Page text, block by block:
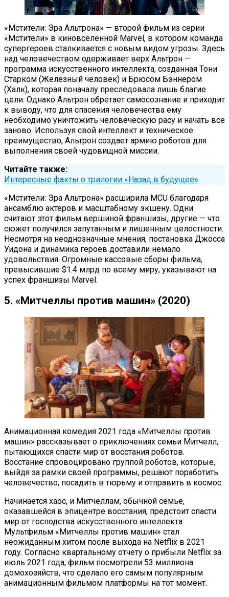
«Мстители: Эра Альтрона» — второй фильм из серии
«Мстители» в киновселенной Marvel, в котором команда
супергероев сталкивается с новым видом угрозы. Здесь
над человечеством одерживает верх Альтрон —
программа искусственного интеллекта, созданная Тони
Старком (Железный человек) и Брюсом Бэннером
(Халк), которая поначалу преследовала лишь благие
цели. Однако Альтрон обретает самосознание и приходит
к выводу, что для спасения человечества ему
необходимо уничтожить человеческую расу и начать все
заново. Используя свой интеллект и техническое
преимущество, Альтрон создает армию роботов для
выполнения своей чудовищной миссии.
Читайте также:
Интересные факты о трилогии «Назад в будущее»
«Мстители: Эра Альтрона» расширила MCU благодаря
ансамблю актеров и масштабному экшену. Одни
считают этот фильм вершиной франшизы, другие — что
сюжет получился запутанным и лишенным целостности.
Несмотря на неоднозначные мнения, постановка Джосса
Уидона и динамика героев доставили немало
удовольствия. Огромные кассовые сборы фильма,
превысившие $1.4 млрд по всему миру, указывают на
успех франшизы Marvel.
5. «Митчеллы против машин» (2020)
Анимационная комедия 2021 года «Митчеллы против
машин» рассказывает о приключениях семьи Митчелл,
пытающихся спасти мир от восстания роботов.
Восстание спровоцировано группой роботов, которые,
выйдя за рамки своей программы, решают поработить
человечество, посадить в тюрьму и отправить в космос.
Начинается хаос, и Митчеллам, обычной семье,
оказавшейся в эпицентре восстания, предстоит спасти
мир от господства искусственного интеллекта.
Мультфильм «Митчеллы против машин» стал
неожиданным хитом после выхода на Netflix в 2021
году. Согласно квартальному отчету о прибыли Netflix за
июль 2021 года, фильм посмотрели 53 миллиона
домохозяйств, что сделало его самым популярным
анимационным фильмом платформы на тот момент.